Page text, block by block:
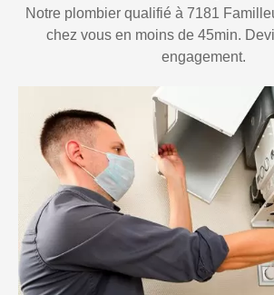
Notre plombier qualifié à 7181
chez vous en moins de 45min.
engagement.